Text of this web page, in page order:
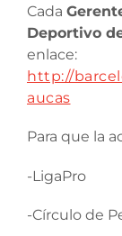
Cada
Deportivo
enlace:
http://
aucas
Para que la
-LigaPro
-Círculo de